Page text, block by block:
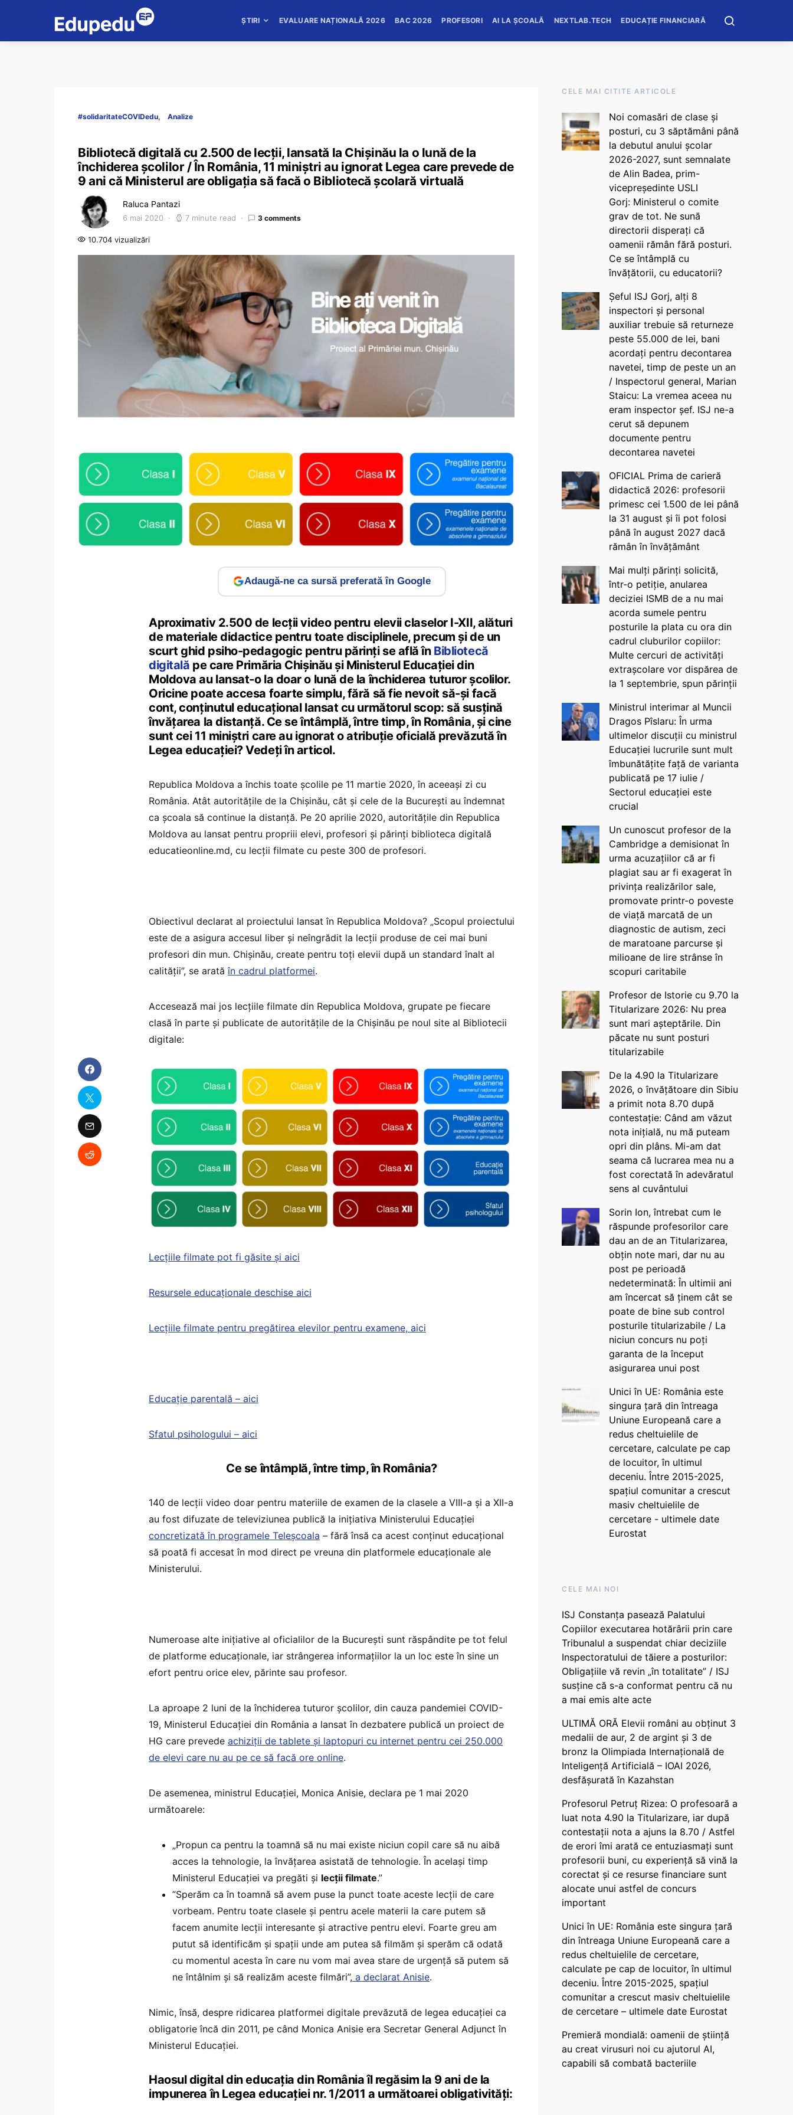
ȘTIRI EVALUARE NAȚIONALĂ 2026 BAC 2026 PROFESORI AI LA ȘCOALĂ NEXTLAB.TECH EDUCAȚIE FINANCIARĂ
#solidaritateCOVIDedu Analize
Bibliotecă digitală cu 2.500 de lecții, lansată la Chișinău la o lună de la
închiderea școlilor / În România, 11 miniștri au ignorat Legea care prevede de
9 ani că Ministerul are obligația să facă o Bibliotecă școlară virtuală
Raluca Pantazi
6 mai 2020 7 minute read 3 comments
10.704 vizualizări
Adaugă-ne ca sursă preferată în Google
Aproximativ 2.500 de lecții video pentru elevii claselor I-XII, alături
de materiale didactice pentru toate disciplinele, precum și de un
scurt ghid psiho-pedagogic pentru părinți se află în Bibliotecă
digitală pe care Primăria Chișinău și Ministerul Educației din
Moldova au lansat-o la doar o lună de la închiderea tuturor școlilor.
Oricine poate accesa foarte simplu, fără să fie nevoit să-și facă
cont, conținutul educațional lansat cu următorul scop: să susțină
învățarea la distanță. Ce se întâmplă, între timp, în România, și cine
sunt cei 11 miniștri care au ignorat o atribuție oficială prevăzută în
Legea educației? Vedeți în articol.
Republica Moldova a închis toate școlile pe 11 martie 2020, în aceeași zi cu
România. Atât autoritățile de la Chișinău, cât și cele de la București au îndemnat
ca școala să continue la distanță. Pe 20 aprilie 2020, autoritățile din Republica
Moldova au lansat pentru propriii elevi, profesori și părinți biblioteca digitală
educatieonline.md, cu lecții filmate cu peste 300 de profesori.
Obiectivul declarat al proiectului lansat în Republica Moldova? „Scopul proiectului
este de a asigura accesul liber și neîngrădit la lecții produse de cei mai buni
profesori din mun. Chișinău, create pentru toți elevii după un standard înalt al
calității”, se aratăîn cadrul platformei.
Accesează mai jos lecțiile filmate din Republica Moldova, grupate pe fiecare
clasă în parte și publicate de autoritățile de la Chișinău pe noul site al Bibliotecii
digitale:
Lecțiile filmate pot fi găsite și aici
Resursele educaționale deschise aici
Lecțiile filmate pentru pregătirea elevilor pentru examene, aici
Educație parentală – aici
Sfatul psihologului – aici
Ce se întâmplă, între timp, în România?
140 de lecții video doar pentru materiile de examen de la clasele a VIII-a și a XII-a
au fost difuzate de televiziunea publică la inițiativa Ministerului Educației
concretizată în programele Teleșcoala – fără însă ca acest conținut educațional
să poată fi accesat în mod direct pe vreuna din platformele educaționale ale
Ministerului.
Numeroase alte inițiative al oficialilor de la București sunt răspândite pe tot felul
de platforme educaționale, iar strângerea informațiilor la un loc este în sine un
efort pentru orice elev, părinte sau profesor.
La aproape 2 luni de la închiderea tuturor școlilor, din cauza pandemiei COVID-
19, Ministerul Educației din România a lansat în dezbatere publică un proiect de
HG care prevede achiziții de tablete şi laptopuri cu internet pentru cei 250.000
de elevi care nu au pe ce să facă ore online.
De asemenea, ministrul Educației, Monica Anisie, declara pe 1 mai 2020
următoarele:
„Propun ca pentru la toamnă să nu mai existe niciun copil care să nu aibă
acces la tehnologie, la învățarea asistată de tehnologie. În același timp
Ministerul Educației va pregăti și lecții filmate.”
”Sperăm ca în toamnă să avem puse la punct toate aceste lecții de care
vorbeam. Pentru toate clasele și pentru acele materii la care putem să
facem anumite lecții interesante și atractive pentru elevi. Foarte greu am
putut să identificăm și spații unde am putea să filmăm și sperăm că odată
cu momentul acesta în care nu vom mai avea stare de urgență să putem să
ne întâlnim și să realizăm aceste filmări”, a declarat Anisie.
Nimic, însă, despre ridicarea platformei digitale prevăzută de legea educației ca
obligatorie încă din 2011, pe când Monica Anisie era Secretar General Adjunct în
Ministerul Educației.
Haosul digital din educația din România îl regăsim la 9 ani de la
impunerea în Legea educației nr. 1/2011 a următoarei obligativități:
CELE MAI CITITE ARTICOLE
Noi comasări de clase și
posturi, cu 3 săptămâni până
la debutul anului școlar
2026-2027, sunt semnalate
de Alin Badea, prim-
vicepreședinte USLI
Gorj: Ministerul o comite
grav de tot. Ne sună
directorii disperați că
oamenii rămân fără posturi.
Ce se întâmplă cu
învățătorii, cu educatorii?
Șeful ISJ Gorj, alți 8
inspectori și personal
auxiliar trebuie să returneze
peste 55.000 de lei, bani
acordați pentru decontarea
navetei, timp de peste un an
/ Inspectorul general, Marian
Staicu: La vremea aceea nu
eram inspector șef. ISJ ne-a
cerut să depunem
documente pentru
decontarea navetei
OFICIAL Prima de carieră
didactică 2026: profesorii
primesc cei 1.500 de lei până
la 31 august și îi pot folosi
până în august 2027 dacă
rămân în învățământ
Mai mulți părinți solicită,
într-o petiție, anularea
deciziei ISMB de a nu mai
acorda sumele pentru
posturile la plata cu ora din
cadrul cluburilor copiilor:
Multe cercuri de activități
extrașcolare vor dispărea de
la 1 septembrie, spun părinții
Ministrul interimar al Muncii
Dragos Pîslaru: În urma
ultimelor discuții cu ministrul
Educației lucrurile sunt mult
îmbunătățite față de varianta
publicată pe 17 iulie /
Sectorul educației este
crucial
Un cunoscut profesor de la
Cambridge a demisionat în
urma acuzațiilor că ar fi
plagiat sau ar fi exagerat în
privința realizărilor sale,
promovate printr-o poveste
de viață marcată de un
diagnostic de autism, zeci
de maratoane parcurse și
milioane de lire strânse în
scopuri caritabile
Profesor de Istorie cu 9.70 la
Titularizare 2026: Nu prea
sunt mari așteptările. Din
păcate nu sunt posturi
titularizabile
De la 4.90 la Titularizare
2026, o învățătoare din Sibiu
a primit nota 8.70 după
contestație: Când am văzut
nota inițială, nu mă puteam
opri din plâns. Mi-am dat
seama că lucrarea mea nu a
fost corectată în adevăratul
sens al cuvântului
Sorin Ion, întrebat cum le
răspunde profesorilor care
dau an de an Titularizarea,
obțin note mari, dar nu au
post pe perioadă
nedeterminată: În ultimii ani
am încercat să ținem cât se
poate de bine sub control
posturile titularizabile / La
niciun concurs nu poți
garanta de la început
asigurarea unui post
Unici în UE: România este
singura țară din întreaga
Uniune Europeană care a
redus cheltuielile de
cercetare, calculate pe cap
de locuitor, în ultimul
deceniu. Între 2015-2025,
spațiul comunitar a crescut
masiv cheltuielile de
cercetare - ultimele date
Eurostat
CELE MAI NOI
ISJ Constanța pasează Palatului
Copiilor executarea hotărârii prin care
Tribunalul a suspendat chiar deciziile
Inspectoratului de tăiere a posturilor:
Obligațiile vă revin „în totalitate” / ISJ
susține că s-a conformat pentru că nu
a mai emis alte acte
ULTIMĂ ORĂ Elevii români au obținut 3
medalii de aur, 2 de argint și 3 de
bronz la Olimpiada Internațională de
Inteligență Artificială – IOAI 2026,
desfășurată în Kazahstan
Profesorul Petruț Rizea: O profesoară a
luat nota 4.90 la Titularizare, iar după
contestații nota a ajuns la 8.70 / Astfel
de erori îmi arată ce entuziasmați sunt
profesorii buni, cu experiență să vină la
corectat și ce resurse financiare sunt
alocate unui astfel de concurs
important
Unici în UE: România este singura țară
din întreaga Uniune Europeană care a
redus cheltuielile de cercetare,
calculate pe cap de locuitor, în ultimul
deceniu. Între 2015-2025, spațiul
comunitar a crescut masiv cheltuielile
de cercetare – ultimele date Eurostat
Premieră mondială: oamenii de știință
au creat virusuri noi cu ajutorul AI,
capabili să combată bacteriile